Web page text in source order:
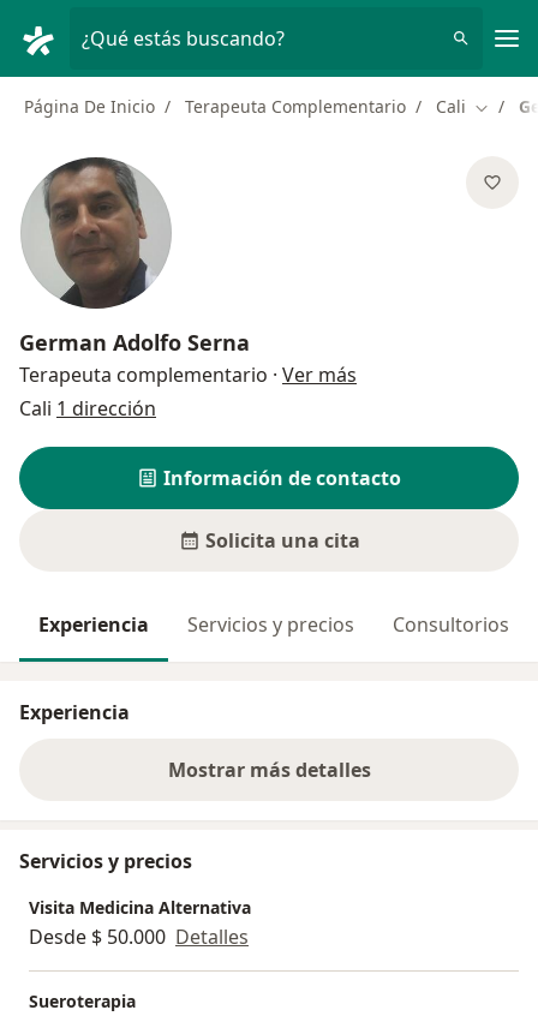
¿Qué estás buscando?
Página De Inicio Terapeuta Complementario Cali
German Adolfo Serna
Terapeuta complementario · Ver más
Cali 1 dirección
Información de contacto
Solicita una cita
Experiencia Servicios y precios Consultorios
Experiencia
Mostrar más detalles
sobre la experiencia
Servicios y precios
Visita Medicina Alternativa
Desde $ 50.000 Detalles
Sueroterapia